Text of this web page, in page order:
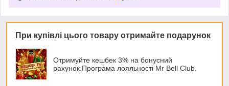
При купівлі цього товару отримайте подарунок
Отримуйте кешбек 3% на бонусний
рахунок.Програма лояльності Mr Bell Club.